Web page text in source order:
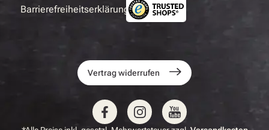
Barrierefreiheitserklärung
Vertrag widerrufen